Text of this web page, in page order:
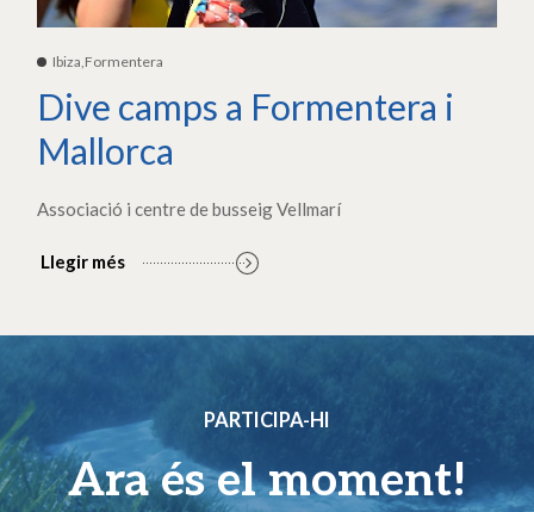
Ibiza,Formentera
Dive camps a Formentera i
Mallorca
Associació i centre de busseig Vellmarí
Llegir més
PARTICIPA-HI
Ara és el moment!